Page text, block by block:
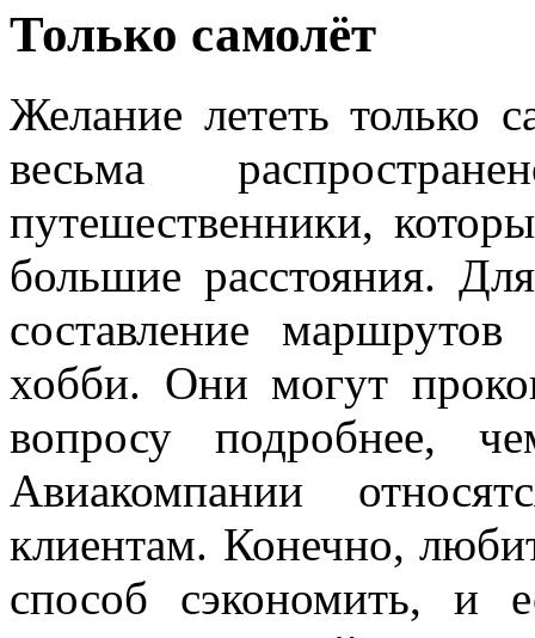
Только самолёт
Желание лететь только
весьма
путешественники,
большие расстояния.
составление
хобби. Они могут
вопросу подробнее,
Авиакомпании
клиентам. Конечно,
способ сэкономить, и